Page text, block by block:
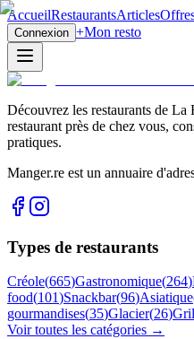
AccueilRestaurantsArticles
Connexion +Mon resto
Découvrez les restaurants de
restaurant près de chez vous,
pratiques.
Manger.re est un annuaire
Types de restaurants
Créole(665)Gastronomique(264)
food(101)Snackbar(96)Asiatique
gourmandises(35)Glacier(26)
Voir toutes les catégories →